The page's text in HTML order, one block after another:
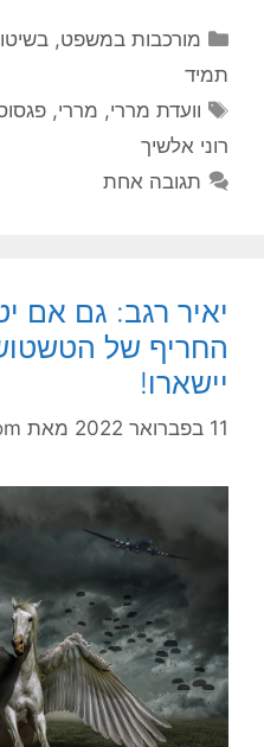
קטגוריות
מורכבות במשפט,
תמיד
תגיות
וועדת מררי, מררי,
רוני אלשיך
תגובה אחת
יאיר רגב: גם אם
החריף של
יישארו!
11 בפברואר 2022 מאת